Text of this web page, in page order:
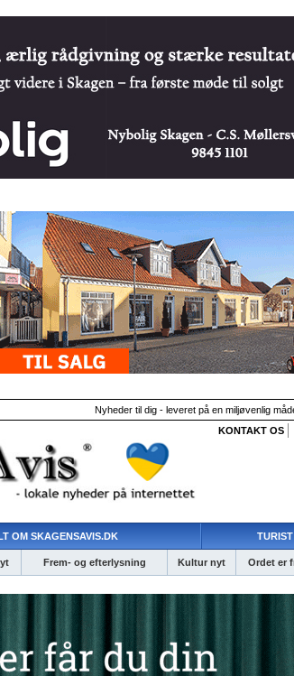
Nyheder til dig - leveret på en miljøvenlig
KONTAKT OS
OM SKAGENSAVIS.DK
Frem- og efterlysning Kultur nyt Ordet er